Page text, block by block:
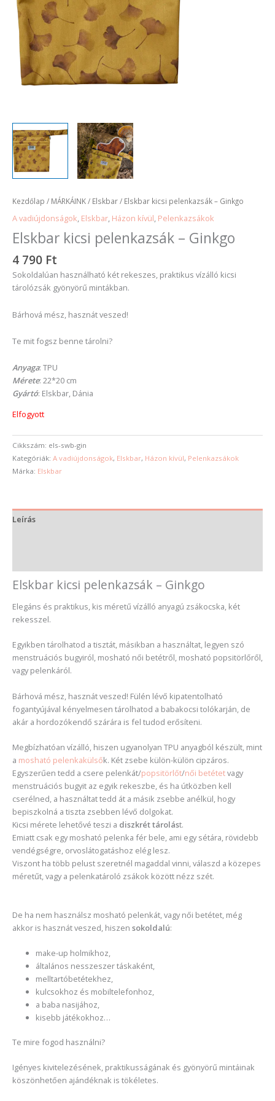
Kezdőlap / MÁRKÁINK/ Elskbar/ Elskbar kicsi pelenkazsák – Ginkgo
A vadiújdonságok, Elskbar, Házon kívül, Pelenkazsákok
Elskbar kicsi pelenkazsák – Ginkgo
4 790 Ft
Sokoldalúan használható két rekeszes, praktikus vízálló kicsi
tárolózsák gyönyörű mintákban.
Bárhová mész, hasznát veszed!
Te mit fogsz benne tárolni?
Anyaga: TPU
Mérete: 22*20 cm
Gyártó: Elskbar, Dánia
Elfogyott
Cikkszám: els-swb-gin
Kategóriák: A vadiújdonságok, Elskbar, Házon kívül, Pelenkazsákok
Márka: Elskbar
Leírás
Elskbar kicsi pelenkazsák – Ginkgo
Elegáns és praktikus, kis méretű vízálló anyagú zsákocska, két
rekesszel.
Egyikben tárolhatod a tisztát, másikban a használtat, legyen szó
menstruációs bugyiról, mosható női betétről, mosható popsitörlőről,
vagy pelenkáról.
Bárhová mész, hasznát veszed! Fülén lévő kipatentolható
fogantyújával kényelmesen tárolhatod a babakocsi tolókarján, de
akár a hordozókendő szárára is fel tudod erősíteni.
Megbízhatóan vízálló, hiszen ugyanolyan TPU anyagból készült, mint
a mosható pelenkakülsők. Két zsebe külön-külön cipzáros.
Egyszerűen tedd a csere pelenkát/popsitörlőt/női betétetvagy
menstruációs bugyit az egyik rekeszbe, és ha útközben kell
cserélned, a használtat tedd át a másik zsebbe anélkül, hogy
bepiszkolná a tiszta zsebben lévő dolgokat.
Kicsi mérete lehetővé teszi a diszkrét tárolást.
Emiatt csak egy mosható pelenka fér bele, ami egy sétára, rövidebb
vendégségre, orvoslátogatáshoz elég lesz.
Viszont ha több pelust szeretnél magaddal vinni, válaszd a közepes
méretűt, vagy a pelenkatároló zsákok között nézz szét.
De ha nem használsz mosható pelenkát, vagy női betétet, még
akkor is hasznát veszed, hiszen sokoldalú:
make-up holmikhoz,
általános nesszeszer táskaként,
melltartóbetétekhez,
kulcsokhoz és mobiltelefonhoz,
a baba nasijához,
kisebb játékokhoz…
Te mire fogod használni?
Igényes kivitelezésének, praktikusságának és gyönyörű mintáinak
köszönhetően ajándéknak is tökéletes.